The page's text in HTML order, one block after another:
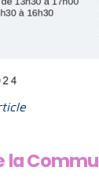
de la